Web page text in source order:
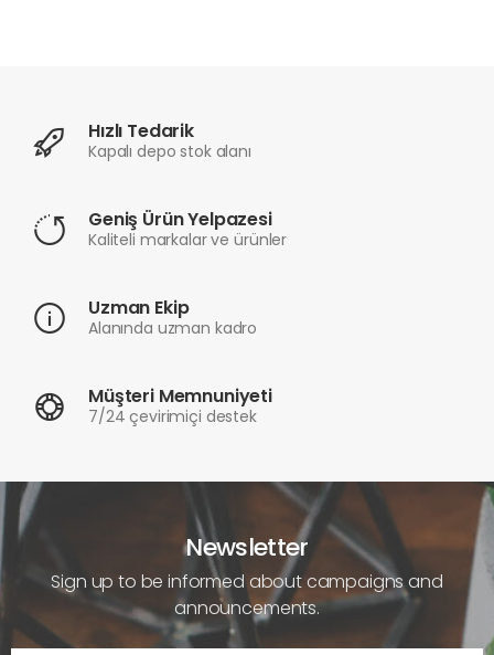
Hızlı Tedarik
Kapalı depo stok alanı
Geniş Ürün Yelpazesi
Kaliteli markalar ve ürünler
Uzman Ekip
Alanında uzman kadro
Müşteri Memnuniyeti
7/24 çevirimiçi destek
Newsletter
Sign up to be informed about campaigns and
announcements.